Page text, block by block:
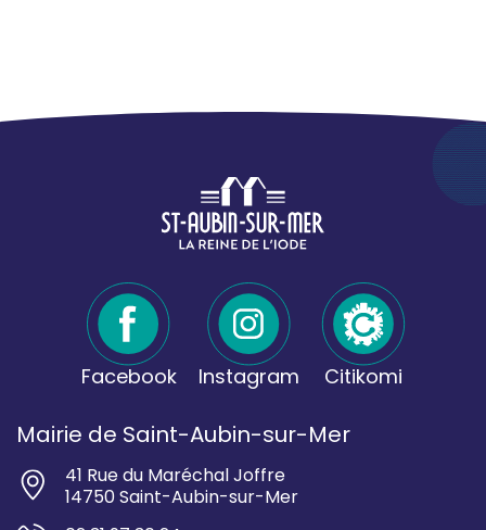
Facebook Instagram Citikomi
Mairie de Saint-Aubin-sur-Mer
41 Rue du Maréchal Joffre
14750 Saint-Aubin-sur-Mer